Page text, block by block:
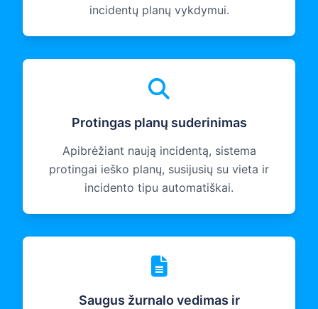
incidentų planų vykdymui.
Protingas planų suderinimas
Apibrėžiant naują incidentą, sistema
protingai ieško planų, susijusių su vieta ir
incidento tipu automatiškai.
Saugus žurnalo vedimas ir